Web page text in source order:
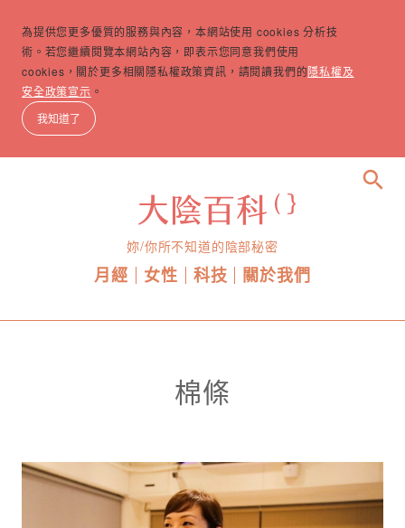
為提供您更多優質的服務與內容，本網站使用 cookies 分析技
術。若您繼續閱覽本網站內容，即表示您同意我們使用
cookies，關於更多相關隱私權政策資訊，請閱讀我們的隱私權及
安全政策宣示 。
我知道了
妳/你所不知道的陰部秘密
月經 女性 科技 關於我們
search
棉條